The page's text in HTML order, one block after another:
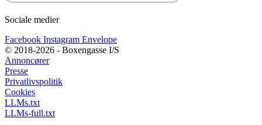
Sociale medier
Facebook Instagram Envelope
© 2018-2026 - Boxengasse I/S
Annoncører
Presse
Privatlivspolitik
Cookies
LLMs.txt
LLMs-full.txt